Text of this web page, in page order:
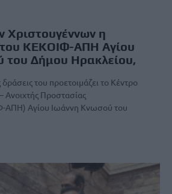
Χριστουγέννων η
ΚΕΚΟΙΦ-ΑΠΗ Αγίου
του Δήμου Ηρακλείου,
δράσεις του προετοιμάζει το Κέντρο
Ανοιχτής Προστασίας
ΑΠΗ) Αγίου Ιωάννη Κνωσού του